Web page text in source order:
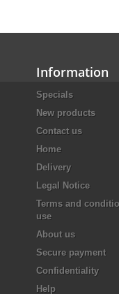
Information
Specials
New products
Contact us
Home
Delivery
Legal Notice
Terms and
use
About us
Secure payment
Confidentiality
Help